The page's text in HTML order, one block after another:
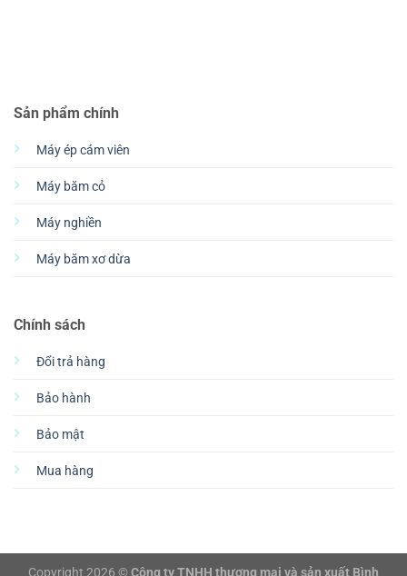
Sản phẩm chính
Máy ép cám viên
Máy băm cỏ
Máy nghiền
Máy băm xơ dừa
Chính sách
Đổi trả hàng
Bảo hành
Bảo mật
Mua hàng
Copyright 2026 © Công ty TNHH thương mại và sản xuất Bình